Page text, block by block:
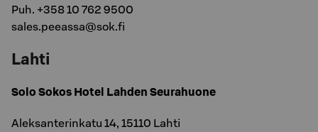
Puh. +358 10 762 9500
sales.peeassa@sok.fi
Lahti
Solo Sokos Hotel Lahden Seurahuone
Aleksanterinkatu 14, 15110 Lahti